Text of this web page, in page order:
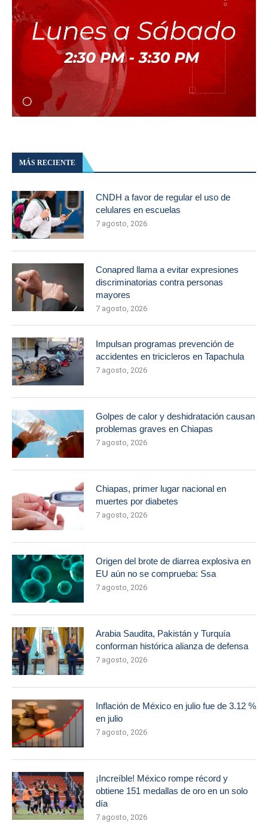
MÁS RECIENTE
CNDH a favor de regular el uso de
celulares en escuelas
7 agosto, 2026
Conapred llama a evitar expresiones
discriminatorias contra personas
mayores
7 agosto, 2026
Impulsan programas prevención de
accidentes en tricicleros en Tapachula
7 agosto, 2026
Golpes de calor y deshidratación causan
problemas graves en Chiapas
7 agosto, 2026
Chiapas, primer lugar nacional en
muertes por diabetes
7 agosto, 2026
Origen del brote de diarrea explosiva en
EU aún no se comprueba: Ssa
7 agosto, 2026
Arabia Saudita, Pakistán y Turquía
conforman histórica alianza de defensa
7 agosto, 2026
Inflación de México en julio fue de 3.12 %
en julio
7 agosto, 2026
¡Increíble! México rompe récord y
obtiene 151 medallas de oro en un solo
día
7 agosto, 2026